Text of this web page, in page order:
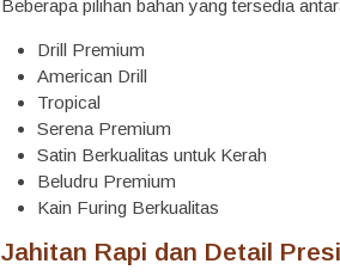
Beberapa pilihan bahan yang tersedia
Drill Premium
American Drill
Tropical
Serena Premium
Satin Berkualitas untuk Kerah
Beludru Premium
Kain Furing Berkualitas
Jahitan Rapi dan Detail